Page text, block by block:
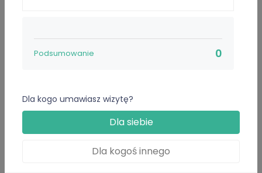
Udostępnij profil:
Podsumowanie 0
Dla kogo umawiasz wizytę?
Dla siebie
Dla kogoś innego